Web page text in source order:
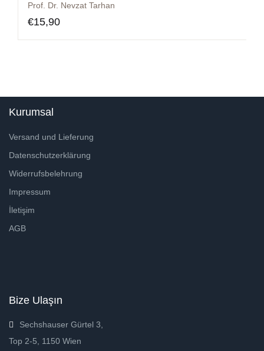
Prof. Dr. Nevzat Tarhan
€15,90
Kurumsal
Versand und Lieferung
Datenschutzerklärung
Widerrufsbelehrung
Impressum
İletişim
AGB
Bize Ulaşın
Sechshauser Gürtel 3,
Top 2-5, 1150 Wien